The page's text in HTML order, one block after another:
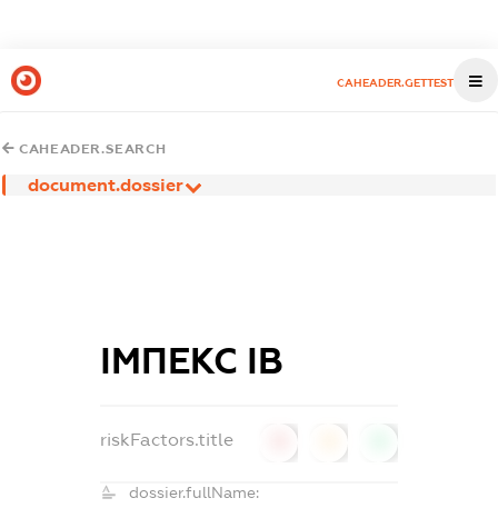
CAHEADER.GETTEST
CAHEADER.SEARCH
document.dossier
ІМПЕКС ІВ
riskFactors.title
dossier.fullName: